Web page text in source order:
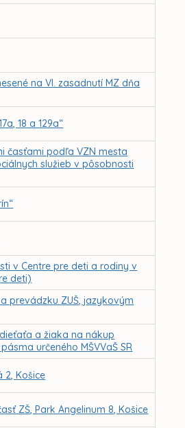
na VI. zasadnutí MZ dňa
18 a 129a“
časťami podľa VZN mesta
služieb v pôsobnosti
v Centre pre deti a rodiny v
deti)
prevádzku ZUŠ, jazykovým
a žiaka na nákup
určeného MŠVVaŠ SR
2, Košice
ZŠ, Park Angelinum 8, Košice